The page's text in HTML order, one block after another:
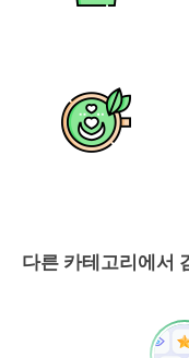
다른 카테고리에서